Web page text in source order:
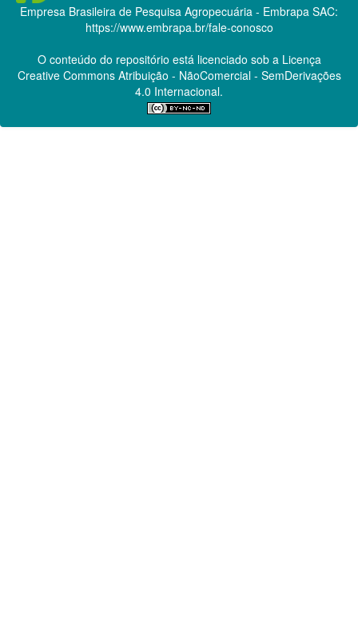
Empresa Brasileira de Pesquisa Agropecuária - Embrapa SAC:
https://www.embrapa.br/fale-conosco
O conteúdo do repositório está licenciado sob a Licença
Creative CommonsAtribuição - NãoComercial - SemDerivações
4.0 Internacional.